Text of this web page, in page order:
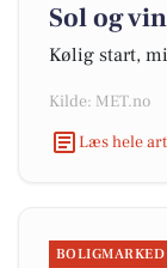
Sol og
Kølig start,
Kilde: MET.no
Læs hele
BOLIGMARKED